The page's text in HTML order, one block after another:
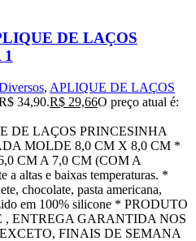
DE LAÇOS
, APLIQUE DE LAÇOS
34,90.R$ 29,66O preço atual é:
DE LAÇOS PRINCESINHA
MOLDE 8,0 CM X 8,0 CM *
CM A 7,0 CM (COM A
altas e baixas temperaturas. *
chocolate, pasta americana,
em 100% silicone * PRODUTO
, ENTREGA GARANTIDA NOS
FINAIS DE SEMANA